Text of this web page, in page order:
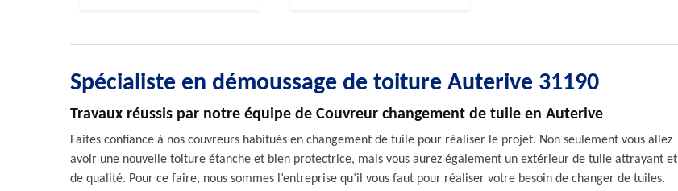
Spécialiste en démoussage de toiture Auterive 31190
Travaux réussis par notre équipe de Couvreur changement de tuile en Auterive
Faites confiance à nos couvreurs habitués en changement de tuile pour réaliser le projet. Non seulement vous allez
avoir une nouvelle toiture étanche et bien protectrice, mais vous aurez également un extérieur de tuile attrayant et
de qualité. Pour ce faire, nous sommes l’entreprise qu’il vous faut pour réaliser votre besoin de changer de tuiles.